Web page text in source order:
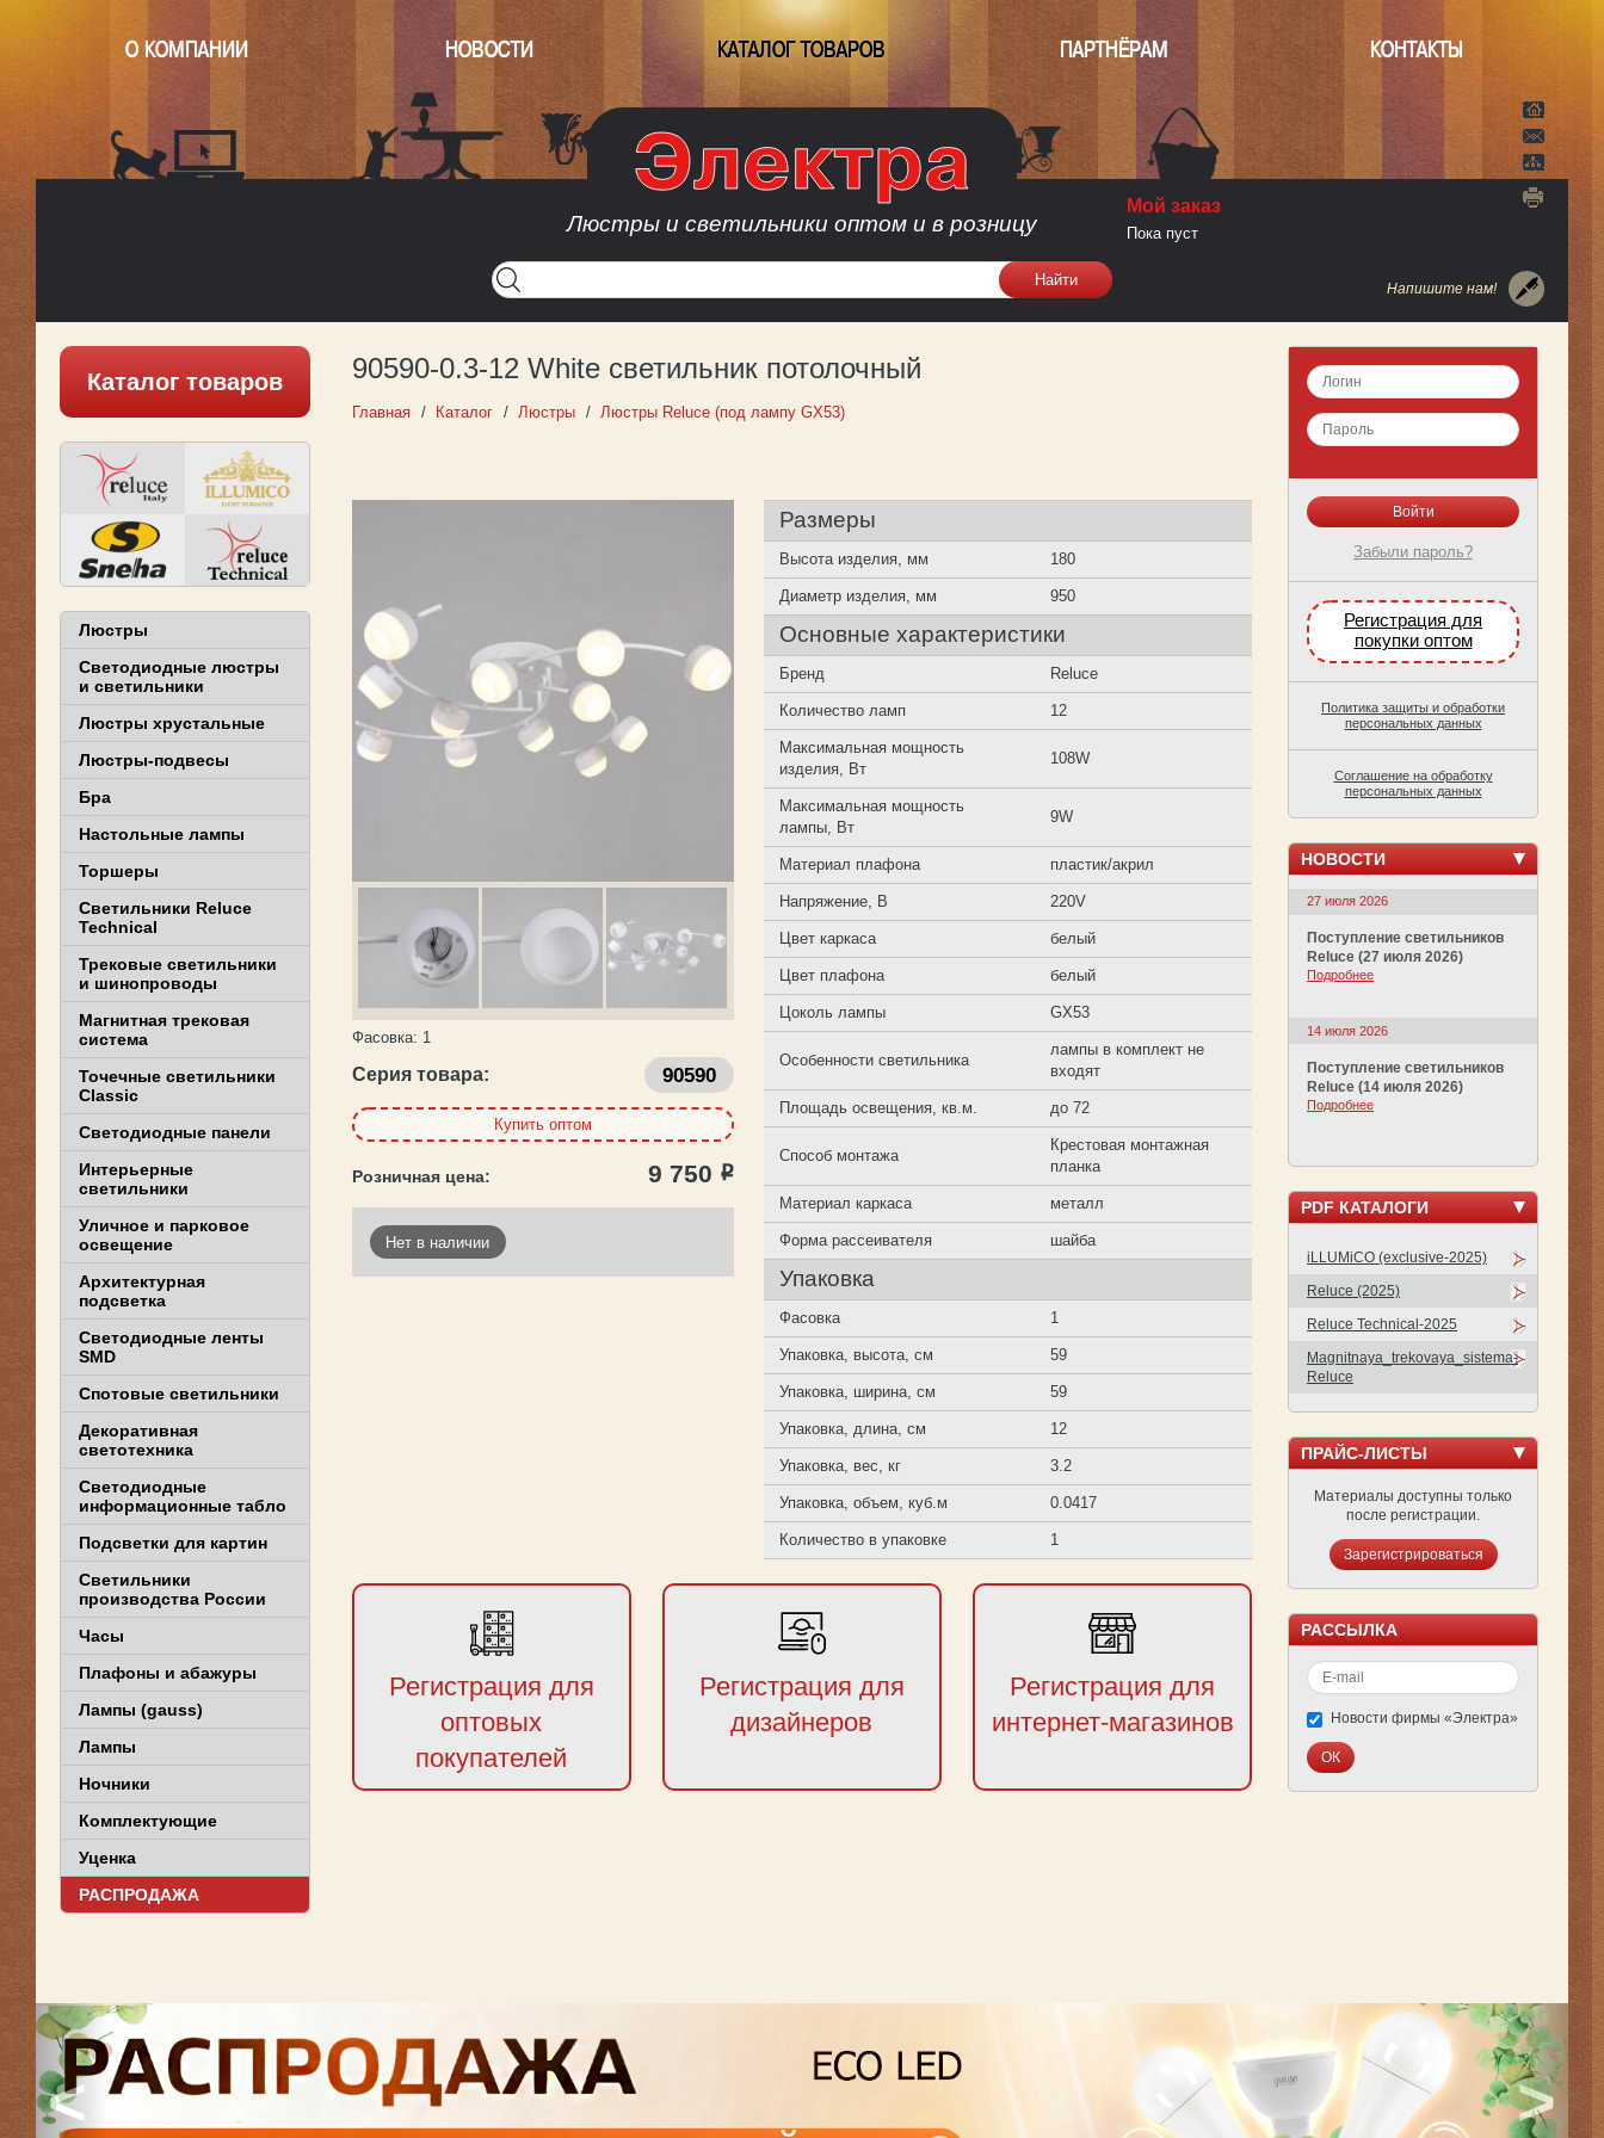
О КОМПАНИИ НОВОСТИ КАТАЛОГ ТОВАРОВ ПАРТНЁРАМ КОНТАКТЫ
Люстры и светильники оптом и в розницу
Написать нам
Карта
Напишите нам!
Мой заказ
Пока пуст
90590-0.3-12 White светильник потолочный
Главная Каталог Люстры Люстры Reluce (под лампу GX53)
Фасовка: 1
Серия товара: 90590
Купить оптом
9 750 Р
Нет в наличии
Размеры
Высота изделия, мм 180
Диаметр изделия, мм 950
Основные характеристики
Бренд Reluce
Количество ламп 12
Максимальная мощность
изделия, Вт
108W
Максимальная мощность
лампы, Вт
9W
Материал плафона пластик/акрил
Напряжение, В 220V
Цвет каркаса белый
Цвет плафона белый
Цоколь лампы GX53
Особенности светильника
лампы в комплект не
входят
Площадь освещения, кв.м. до 72
Способ монтажа
Крестовая монтажная
планка
Материал каркаса металл
Форма рассеивателя шайба
Упаковка
Фасовка 1
Упаковка, высота, см 59
Упаковка, ширина, см 59
Упаковка, длина, см 12
Упаковка, вес, кг 3.2
Упаковка, объем, куб.м 0.0417
Количество в упаковке 1
Регистрация для
оптовых
покупателей
Регистрация для
дизайнеров
Регистрация для
интернет-магазинов
Каталог товаров
Люстры
Светодиодные люстры
и светильники
Люстры хрустальные
Люстры-подвесы
Бра
Настольные лампы
Торшеры
Светильники Reluce
Technical
Трековые светильники
и шинопроводы
Магнитная трековая
система
Точечные светильники
Classic
Светодиодные панели
Интерьерные
светильники
Уличное и парковое
освещение
Архитектурная
подсветка
Светодиодные ленты
SMD
Спотовые светильники
Декоративная
светотехника
Светодиодные
информационные табло
Подсветки для картин
Светильники
производства России
Часы
Плафоны и абажуры
Лампы (gauss)
Лампы
Ночники
Комплектующие
Уценка
РАСПРОДАЖА
Забыли пароль?
Регистрация для
покупки оптом
Политика защиты и обработки
персональных данных
Соглашение на обработку
персональных данных
НОВОСТИ
27 июля 2026
Поступление светильников
Reluce (27 июля 2026)
Подробнее
14 июля 2026
Поступление светильников
Reluce (14 июля 2026)
Подробнее
PDF КАТАЛОГИ
iLLUMiCO (exclusive-2025)
Reluce (2025)
Reluce Technical-2025
Magnitnaya_trekovaya_sistema-
Reluce
ПРАЙС-ЛИСТЫ
Материалы доступны только
после регистрации.
Зарегистрироваться
РАССЫЛКА
Новости фирмы «Электра»